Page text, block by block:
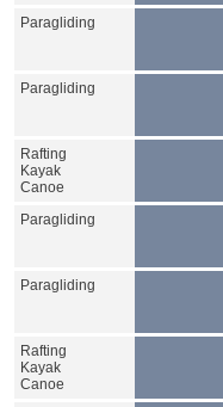
Paragliding
Paragliding
Rafting
Kayak
Canoe
Paragliding
Paragliding
Rafting
Kayak
Canoe